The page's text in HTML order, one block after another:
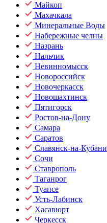
Майкоп
Махачкала
Минеральные Воды
Набережные челны
Назрань
Нальчик
Невинномысск
Новороссийск
Новочеркасск
Новошахтинск
Пятигорск
Ростов-на-Дону
Самара
Саратов
Славянск-на-Кубани
Сочи
Ставрополь
Таганрог
Туапсе
Усть-Лабинск
Хасавюрт
Черкесск